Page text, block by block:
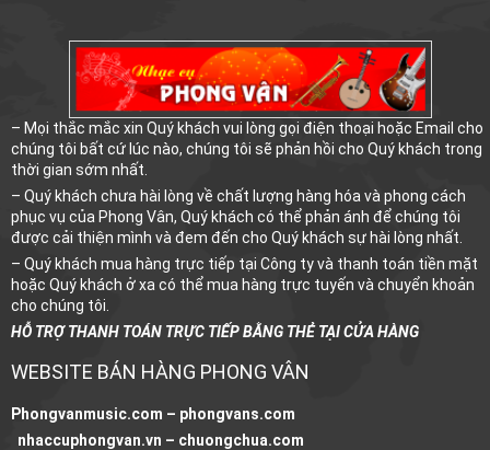
– Mọi thắc mắc xin Quý khách vui lòng gọi điện thoại hoặc Email cho
chúng tôi bất cứ lúc nào, chúng tôi sẽ phản hồi cho Quý khách trong
thời gian sớm nhất.
– Quý khách chưa hài lòng về chất lượng hàng hóa và phong cách
phục vụ của Phong Vân, Quý khách có thể phản ánh để chúng tôi
được cải thiện mình và đem đến cho Quý khách sự hài lòng nhất.
– Quý khách mua hàng trực tiếp tại Công ty và thanh toán tiền mặt
hoặc Quý khách ở xa có thể mua hàng trực tuyến và chuyển khoản
cho chúng tôi.
HỖ TRỢ THANH TOÁN TRỰC TIẾP BẰNG THẺ TẠI CỬA HÀNG
WEBSITE BÁN HÀNG PHONG VÂN
Phongvanmusic.com – phongvans.com
nhaccuphongvan.vn – chuongchua.com